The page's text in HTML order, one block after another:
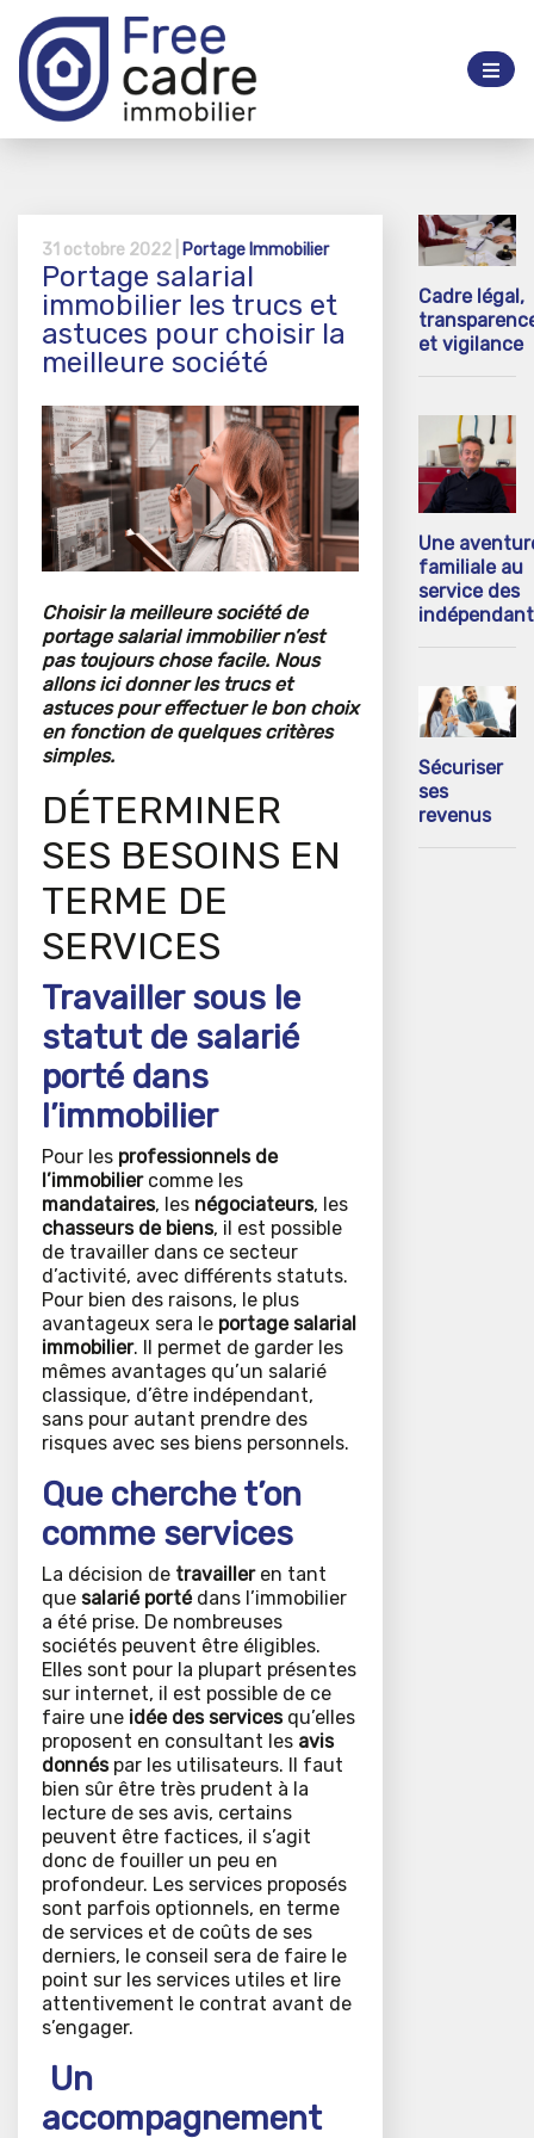
31 octobre 2022 | Portage Immobilier
Portage salarial
immobilier les trucs et
astuces pour choisir la
meilleure société
Choisir la meilleure société de
portage salarial immobilier n’est
pas toujours chose facile. Nous
allons ici donner les trucs et
astuces pour effectuer le bon choix
en fonction de quelques critères
simples.
DÉTERMINER
SES BESOINS EN
TERME DE
SERVICES
Travailler sous le
statut de salarié
porté dans
l’immobilier
Pour les professionnels de
l’immobiliercomme les
mandataires, les négociateurs, les
chasseurs de biens, il est possible
de travailler dans ce secteur
d’activité, avec différents statuts.
Pour bien des raisons, le plus
avantageux sera le portage salarial
immobilier. Il permet de garder les
mêmes avantages qu’un salarié
classique, d’être indépendant,
sans pour autant prendre des
risques avec ses biens personnels.
Que cherche t’on
comme services
La décision de travailleren tant
que salarié portédans l’immobilier
a été prise. De nombreuses
sociétés peuvent être éligibles.
Elles sont pour la plupart présentes
sur internet, il est possible de ce
faire une idée des servicesqu’elles
proposent en consultant les avis
donnéspar les utilisateurs. Il faut
bien sûr être très prudent à la
lecture de ses avis, certains
peuvent être factices, il s’agit
donc de fouiller un peu en
profondeur. Les services proposés
sont parfois optionnels, en terme
de services et de coûts de ses
derniers, le conseil sera de faire le
point sur les services utiles et lire
attentivement le contrat avant de
s’engager.
Un
accompagnement
Cadre légal,
et vigilance
Une
familiale au
service des
Sécuriser
ses
revenus